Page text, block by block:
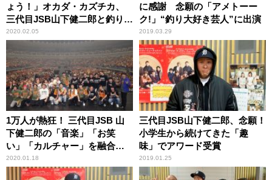
ょう！」オカダ・カズチカ、
三代目JSB山下健二郎と釣りト
ーク！
2020.02.05
に感謝 念願の「アメトーー
ク!」“釣り大好き芸人”に出演
2019.03.29
1万人が熱狂！ 三代目JSB 山
下健二郎の「音楽」「お笑
い」「カルチャー」を融合し
た豪華コラボイベント
2020.01.18
三代目JSB山下健二郎、念願！
小学生から続けてきた「趣
味」でアワード受賞
2019.01.25